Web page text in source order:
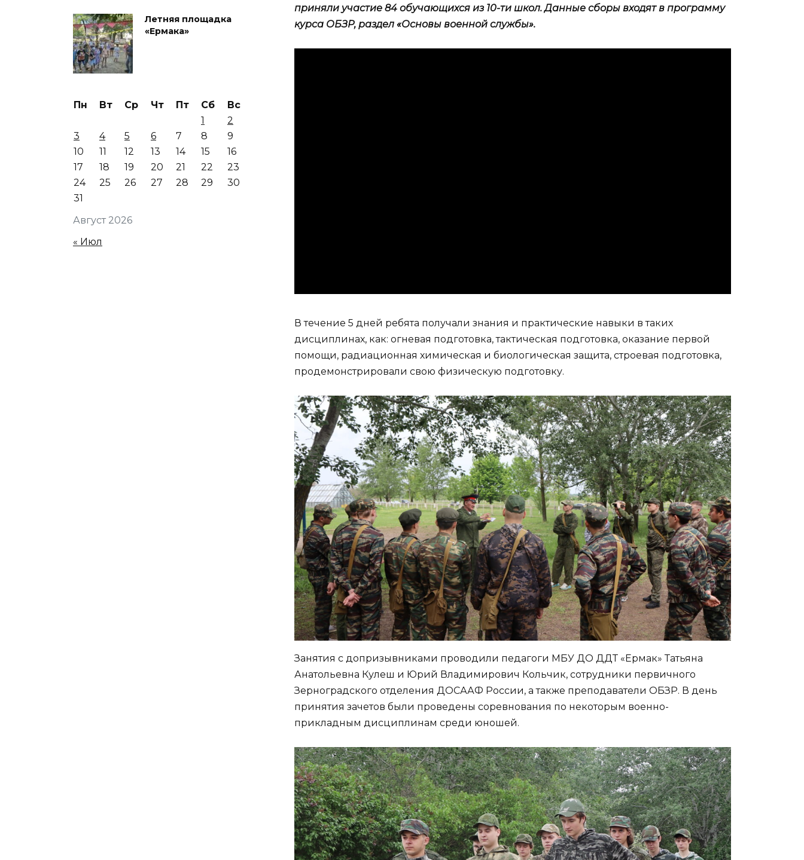
приняли участие 84 обучающихся из 10-ти школ. Данные сборы входят в программу
курса ОБЗР, раздел «Основы военной службы».
В течение 5 дней ребята получали знания и практические навыки в таких
дисциплинах, как: огневая подготовка, тактическая подготовка, оказание первой
помощи, радиационная химическая и биологическая защита, строевая подготовка,
продемонстрировали свою физическую подготовку.
Занятия с допризывниками проводили педагоги МБУ ДО ДДТ «Ермак» Татьяна
Анатольевна Кулеш и Юрий Владимирович Кольчик, сотрудники первичного
Зерноградского отделения ДОСААФ России, а также преподаватели ОБЗР. В день
принятия зачетов были проведены соревнования по некоторым военно-
прикладным дисциплинам среди юношей.
Летняя площадка
«Ермака»
Август 2026
Пн Вт Ср Чт Пт Сб
Вс
1
2
3
4 5 6 7 8
9
10
11 12 13 14 15
16
17
18 19 20 21 22
23
24
25 26 27 28 29
30
31
« Июл